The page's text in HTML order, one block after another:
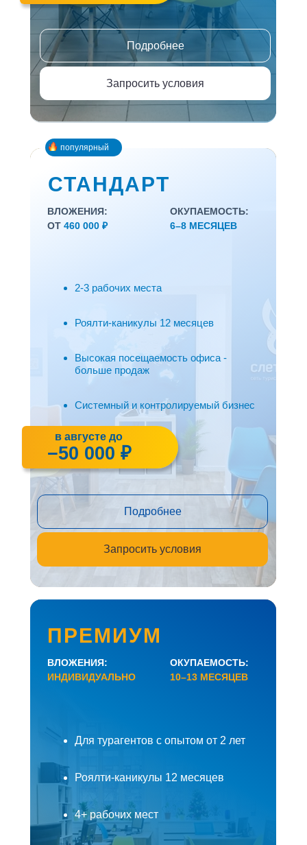
Запросить условия
Подробнее
решениях2-3 рабочих места
Роялти-каникулы 12 месяцев
Высокая посещаемость офиса -
больше продаж
Системный и контролируемый бизнес
СТАНДАРТ
ВЛОЖЕНИЯ:
ОТ 460 000 ₽
ОКУПАЕМОСТЬ:
6–8 МЕСЯЦЕВ
Запросить условия
Подробнее
−50 000 ₽
в августе до
популярный
Для турагентов с опытом от 2 лет
Роялти-каникулы 12 месяцев
4+ рабочих мест
ПРЕМИУМ
ВЛОЖЕНИЯ:
ИНДИВИДУАЛЬНО
ОКУПАЕМОСТЬ:
10–13 МЕСЯЦЕВ